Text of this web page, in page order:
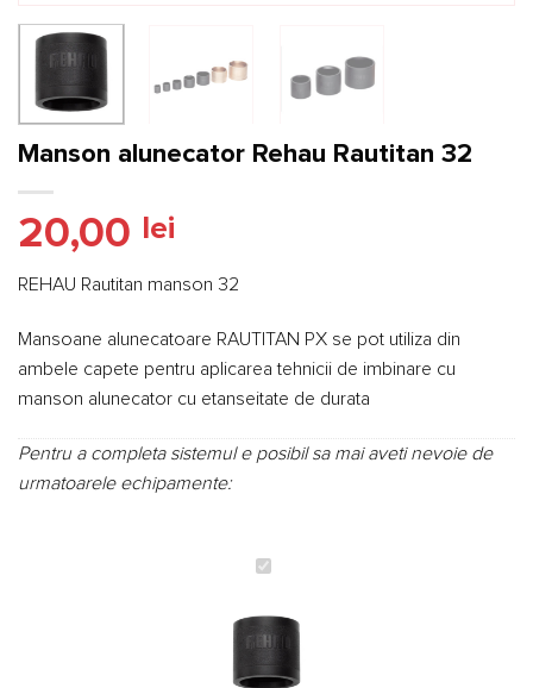
Manson alunecator Rehau Rautitan 32
20,00 lei
REHAU Rautitan manson 32
Mansoane alunecatoare RAUTITAN PX se pot utiliza din
ambele capete pentru aplicarea tehnicii de imbinare cu
manson alunecator cu etanseitate de durata
Pentru a completa sistemul e posibil sa mai aveti nevoie de
urmatoarele echipamente:
Manson
Rehau
Rautitan
32